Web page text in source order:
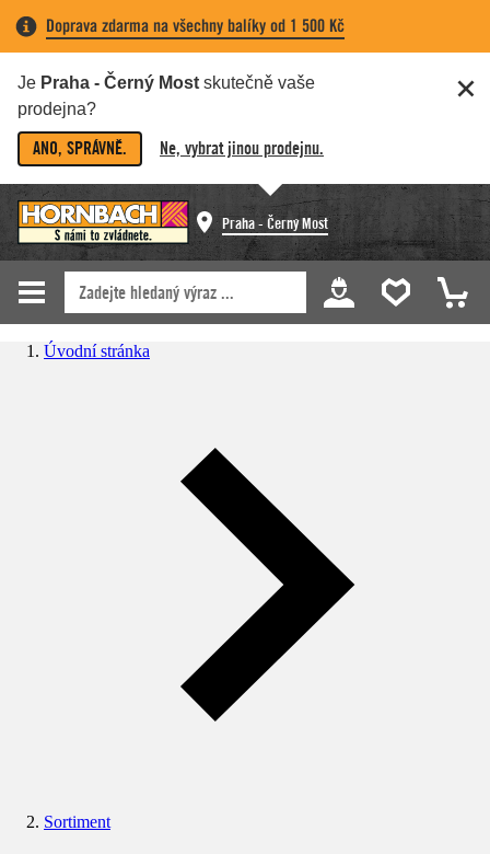
Doprava zdarma na všechny balíky od 1 500 Kč
Je Praha - Černý Most skutečně vaše
prodejna?
ANO, SPRÁVNĚ. Ne, vybrat jinou prodejnu.
Praha - Černý Most
Úvodní stránka
Sortiment